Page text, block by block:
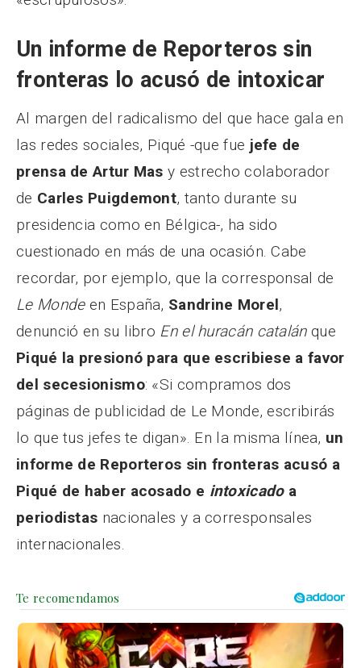
Un informe de Reporteros sin
fronteras lo acusó de intoxicar
Al margen del radicalismo del que hace gala en
las redes sociales, Piqué -que fue jefe de
prensa de Artur Mas y estrecho colaborador
de Carles Puigdemont, tanto durante su
presidencia como en Bélgica-, ha sido
cuestionado en más de una ocasión. Cabe
recordar, por ejemplo, que la corresponsal de
Le Mondeen España, Sandrine Morel,
denunció en su libro En el huracán catalán que
Piqué la presionó para que escribiese a favor
del secesionismo: «Si compramos dos
páginas de publicidad de Le Monde, escribirás
lo que tus jefes te digan». En la misma línea, un
informe de Reporteros sin fronteras acusó a
Piqué de haber acosado e intoxicadoa
periodistas nacionales y a corresponsales
internacionales.